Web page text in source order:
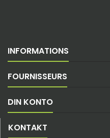
INFORMATIONS
FOURNISSEURS
DIN KONTO
KONTAKT